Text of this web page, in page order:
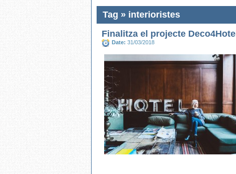
Tag » interioristes
Finalitza el projecte Deco4Hotel
Date: 31/03/2018